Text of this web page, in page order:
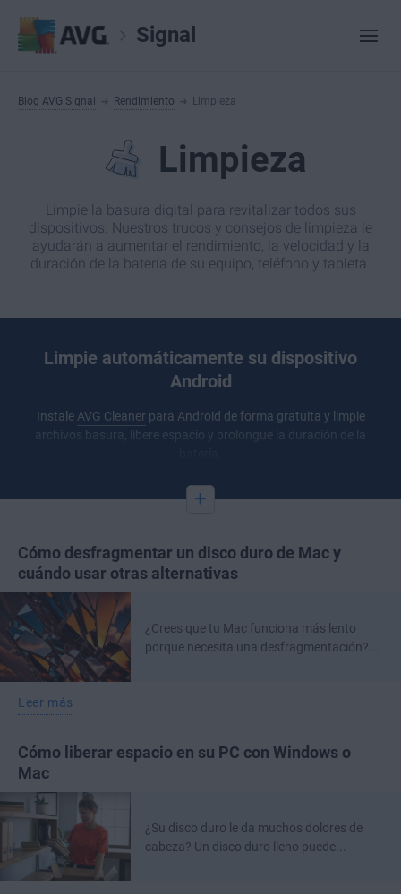
Signal
Blog AVG Signal Rendimiento Limpieza
Limpieza
Limpie la basura digital para revitalizar todos sus
dispositivos. Nuestros trucos y consejos de limpieza le
ayudarán a aumentar el rendimiento, la velocidad y la
duración de la batería de su equipo, teléfono y tableta.
Limpie automáticamente su dispositivo
Android
Instale AVG Cleaner para Android de forma gratuita y limpie
archivos basura, libere espacio y prolongue la duración de la
+
Cómo desfragmentar un disco duro de Mac y
cuándo usar otras alternativas
¿Crees que tu Mac funciona más lento
porque necesita una desfragmentación?...
Leer más
Cómo liberar espacio en su PC con Windows o
Mac
¿Su disco duro le da muchos dolores de
cabeza? Un disco duro lleno puede...